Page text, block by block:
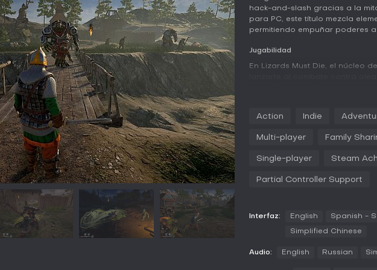
hack-and-slash gracias a la
para PC, este título mezcla
permitiendo empuñar poderes
Jugabilidad
En Lizards Must Die, el núcleo
pesado berdysh para ataques
como GOIDA, Thunderclaps of
en ruso como en inglés, lo que
simples con bajo conteo de
mando para una sensación más
Modos de juego
Action Indie
Multi-player Family
Single-player Steam
Partial Controller Support
Interfaz: English Spanish -
Simplified Chinese
Audio: English Russian